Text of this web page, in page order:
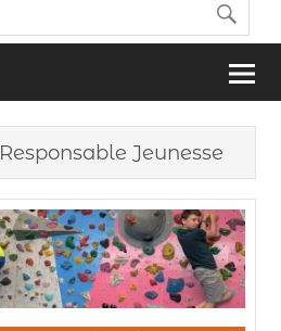
Responsable Jeunesse